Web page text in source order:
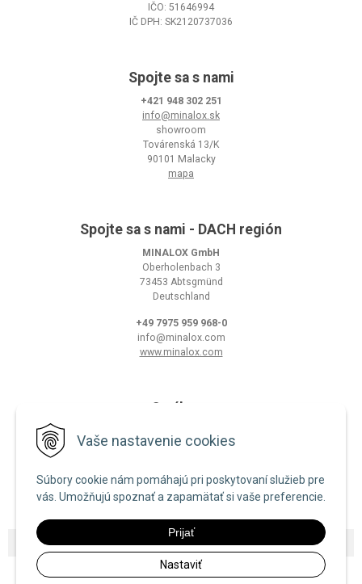
Vaše nastavenie cookies
Súbory cookie nám pomáhajú pri poskytovaní služieb pre
vás. Umožňujú spoznať a zapamätať si vaše preferencie.
Prijať
Nastaviť
IČO: 51646994
IČ DPH: SK2120737036
Spojte sa s nami
+421 948 302 251
info@minalox.sk
showroom
Továrenská 13/K
90101 Malacky
mapa
Spojte sa s nami - DACH región
MINALOX GmbH
Oberholenbach 3
73453 Abtsgmünd
Deutschland
+49 7975 959 968-0
info@minalox.com
www.minalox.com
O nákupe
Zásady používania cookies